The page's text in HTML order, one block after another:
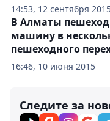
14:53, 12 сентября
16:46, 10 июня 2015
В Алматы
машину в
пешеходного
Следите за